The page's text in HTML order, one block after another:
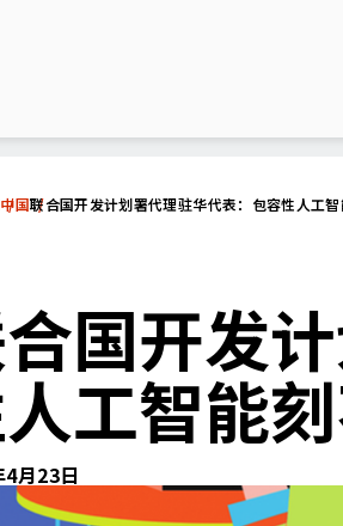
中国联合国开发计划署代理驻华代表：包容性人工
国开发
工智能
月23日